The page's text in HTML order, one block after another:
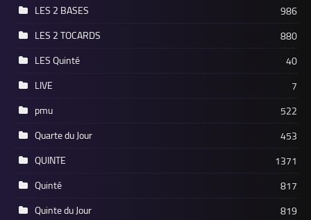
LES 2 BASES
986
LES 2 TOCARDS
880
LES Quinté
40
LIVE
7
pmu
522
Quarte du Jour
453
QUINTE
1371
Quinté
817
Quinte du Jour
819